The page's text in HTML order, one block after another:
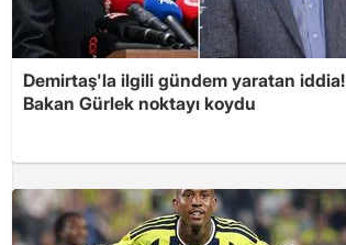
Demirtaş'la ilgili gündem yaratan iddia!
Bakan Gürlek noktayı koydu